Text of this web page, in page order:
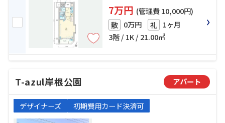
7万円 (管理費 10,000円)
敷 0万円 礼 1ヶ月
3階 / 1K / 21.00㎡
T-azul岸根公園 アパート
デザイナーズ 初期費用カード決済可